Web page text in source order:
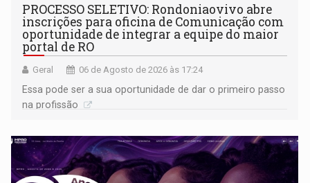
PROCESSO SELETIVO: Rondoniaovivo abre
inscrições para oficina de Comunicação com
oportunidade de integrar a equipe do maior
portal de RO
Geral 06 de Agosto de 2026 às 17:24
Essa pode ser a sua oportunidade de dar o primeiro passo
na profissão